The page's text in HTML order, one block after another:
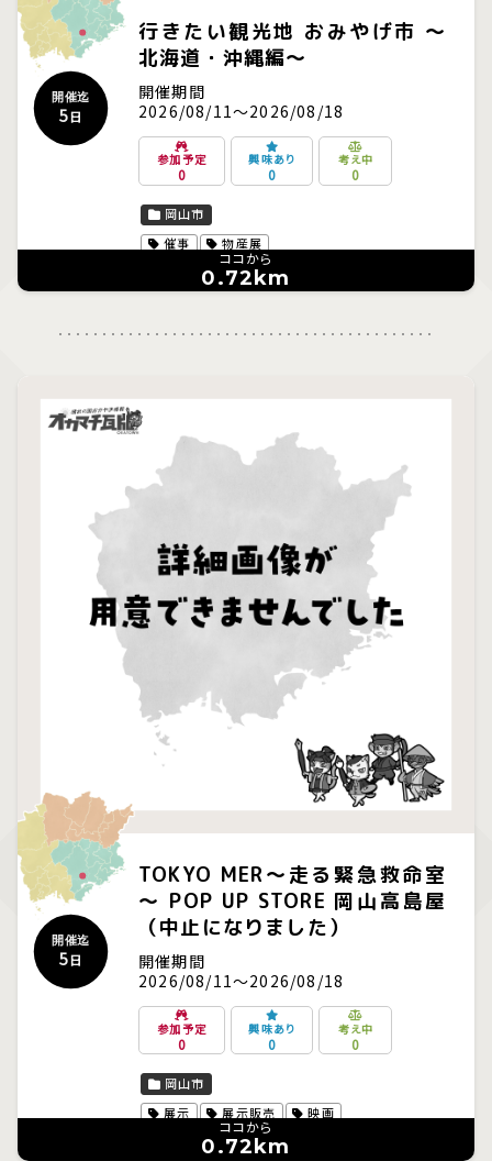
行きたい観光地 おみやげ市 ～
北海道・沖縄編～
開催迄
5日
ココから
0.72km
開催期間
2026/08/11～2026/08/18
参加予定
0
興味あり
0
考え中
0
岡山市
催事
物産展
TOKYO MER～走る緊急救命室
～ POP UP STORE 岡山高島屋
（中止になりました）
開催迄
5日
ココから
0.72km
開催期間
2026/08/11～2026/08/18
参加予定
0
興味あり
0
考え中
0
岡山市
展示
展示販売 映画